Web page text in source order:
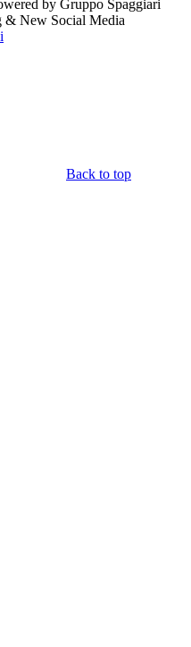
by Gruppo Spaggiari
& New Social Media
Back to top